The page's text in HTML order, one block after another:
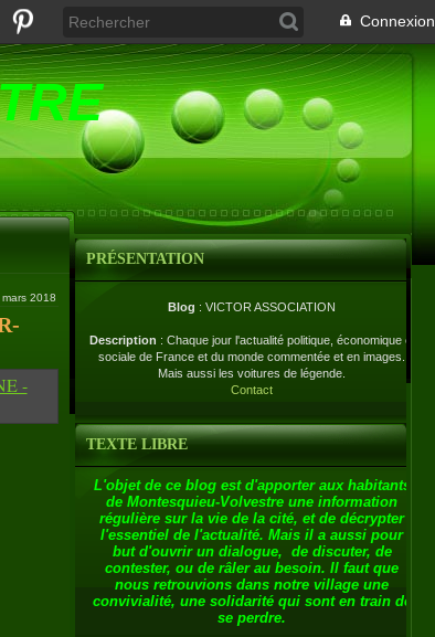
Connexion
2018
PRÉSENTATION
Blog : VICTOR ASSOCIATION
Description : Chaque jour l'actualité politique, économique et
sociale de France et du monde commentée et en images.
Mais aussi les voitures de légende.
Contact
TEXTE LIBRE
L'objet de ce blog est d'apporter aux habitants
de Montesquieu-Volvestre une information
régulière sur la vie de la cité, et de décrypter
l'essentiel de l'actualité. Mais il a aussi pour
but d'ouvrir un dialogue, de discuter, de
contester, ou de râler au besoin. Il faut que
nous retrouvions dans notre village une
convivialité, une solidarité qui sont en train de
se perdre.